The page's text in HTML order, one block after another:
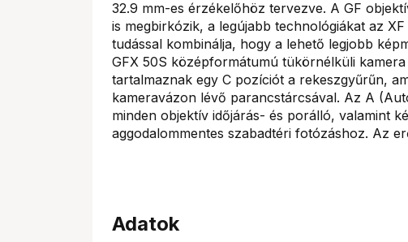
32.9 mm-es érzékelőhöz tervezve. A GF
is megbirkózik, a legújabb technológiákat az
tudással kombinálja, hogy a lehető legjobb
GFX 50S középformátumú tükörnélküli
tartalmaznak egy C pozíciót a rekeszgyűrűn,
kameravázon lévő parancstárcsával. Az A
minden objektív időjárás- és porálló, valamint
aggodalommentes szabadtéri fotózáshoz. Az
Adatok